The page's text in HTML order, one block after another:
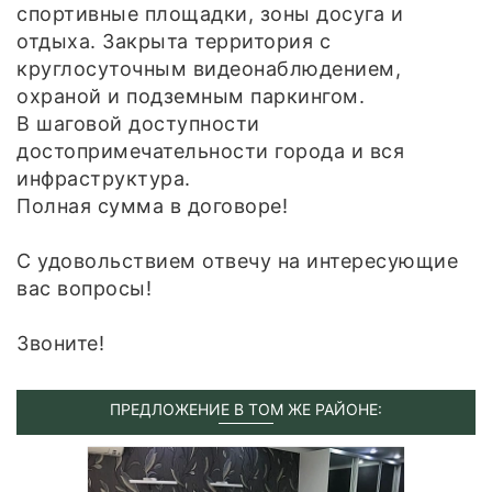
спортивные площадки, зоны досуга и
отдыха. Закрыта территория с
круглосуточным видеонаблюдением,
охраной и подземным паркингом.
В шаговой доступности
достопримечательности города и вся
инфраструктура.
Полная сумма в договоре!
С удовольствием отвечу на интересующие
вас вопросы!
Звоните!
ПРЕДЛОЖЕНИЕ В ТОМ ЖЕ РАЙОНЕ: